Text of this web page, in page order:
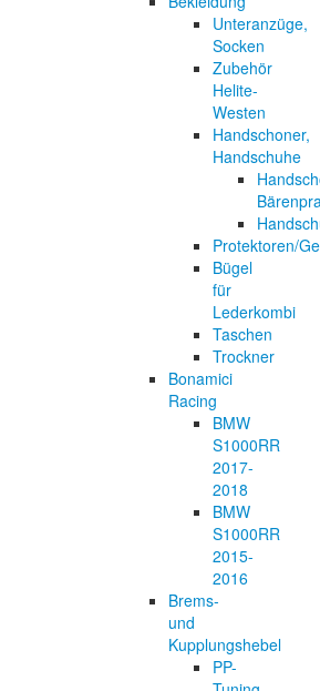
Unteranzüge,
Socken
Zubehör
Helite-
Westen
Handschoner,
Handschuhe
Protektoren/
Bügel
für
Lederkombi
Taschen
Trockner
Bonamici
Racing
BMW
S1000RR
2017-
2018
BMW
S1000RR
2015-
2016
Brems-
und
Kupplungshebel
PP-